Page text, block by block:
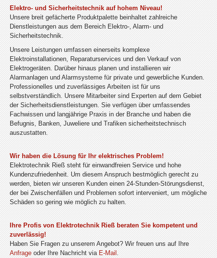
Elektro- und Sicherheitstechnik auf hohem Niveau!
Unsere breit gefächerte Produktpalette beinhaltet zahlreiche
Dienstleistungen aus dem Bereich Elektro-, Alarm- und
Sicherheitstechnik.
Unsere Leistungen umfassen einerseits komplexe
Elektroinstallationen, Reparaturservices und den Verkauf von
Elektrogeräten. Darüber hinaus planen und installieren wir
Alarmanlagen und Alarmsysteme für private und gewerbliche Kunden.
Professionelles und zuverlässiges Arbeiten ist für uns
selbstverständlich. Unsere Mitarbeiter sind Experten auf dem Gebiet
der Sicherheitsdienstleistungen. Sie verfügen über umfassendes
Fachwissen und langjährige Praxis in der Branche und haben die
Befugnis, Banken, Juweliere und Trafiken sicherheitstechnisch
auszustatten.
Wir haben die Lösung für Ihr elektrisches Problem!
Elektrotechnik Rieß steht für einwandfreien Service und hohe
Kundenzufriedenheit. Um diesem Anspruch bestmöglich gerecht zu
werden, bieten wir unseren Kunden einen 24-Stunden-Störungsdienst,
der bei Zwischenfällen und Problemen sofort interveniert, um mögliche
Schäden so gering wie möglich zu halten.
Ihre Profis von Elektrotechnik Rieß beraten Sie kompetent und
zuverlässig!
Haben Sie Fragen zu unserem Angebot? Wir freuen uns auf Ihre
Anfrageoder Ihre Nachricht viaE-Mail.